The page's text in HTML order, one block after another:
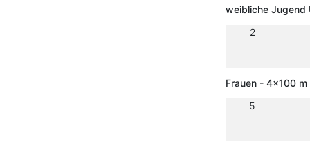
weibliche Jugend
2
Frauen - 4x100
5